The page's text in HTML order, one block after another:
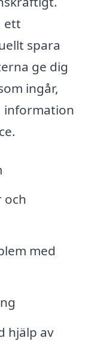
ett
spara
ge dig
ingår,
information
och
med
hjälp av